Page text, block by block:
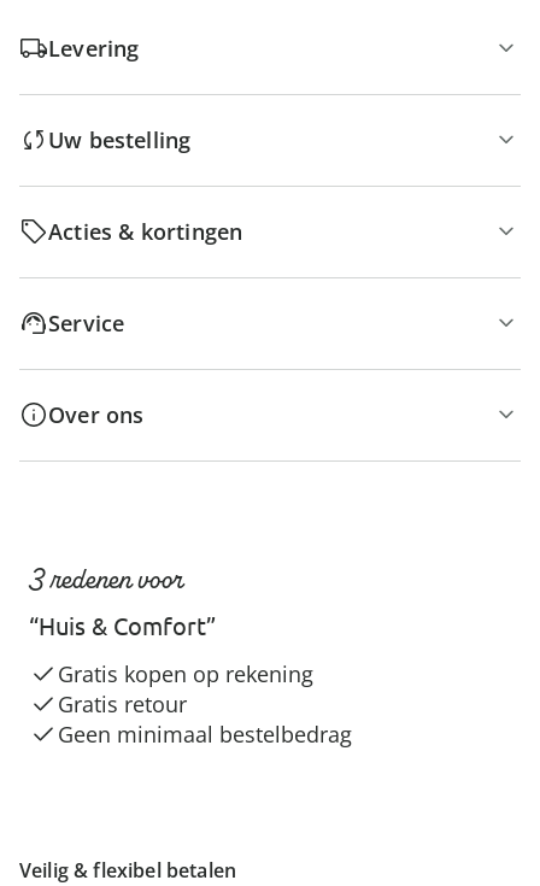
Levering
Uw bestelling
Acties & kortingen
Service
Over ons
Veilig & flexibel betalen
3 redenen voor
“Huis & Comfort”
Gratis kopen op rekening
Gratis retour
Geen minimaal bestelbedrag